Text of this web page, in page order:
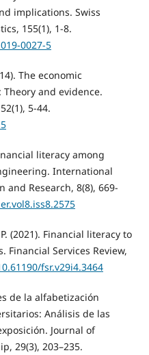
implications. Swiss
155(1), 1-8.
0027-5
The economic
and evidence.
5-44.
literacy among
International
and Research, 8(8), 669-
(2021). Financial literacy to
Services Review,
fsr.v29i4.3464
de la alfabetización
Análisis de las
Journal of
29(3), 203–235.